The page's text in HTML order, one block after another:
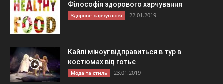
Філософія здорового харчування
Здорове харчування 22.01.2019
Кайлі міноуг відправиться в тур в
костюмах від готьє
Мода та стиль 23.01.2019